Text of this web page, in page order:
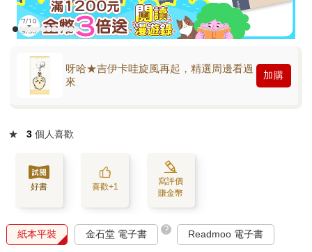
呀哈★吉伊卡哇旋風再起，精選周邊看過
來
加購
★ 3 個人喜歡
好書 喜歡+1
寫評價
賺金幣
紙本平裝 金石堂 電子書 ? Readmoo 電子書